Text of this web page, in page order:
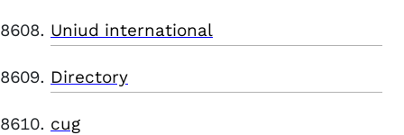
Uniud international
Directory
cug